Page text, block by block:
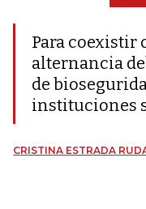
Para coexistir
alternancia
de
instituciones
CRISTINA ESTRADA